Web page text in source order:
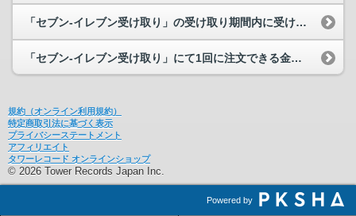
「セブン-イレブン受け取り」の受け取り期間内に受け取ることができませんでし...
「セブン-イレブン受け取り」にて1回に注文できる金額や枚数の制限はありますか？
規約（オンライン利用規約）
特定商取引法に基づく表示
プライバシーステートメント
アフィリエイト
タワーレコード オンラインショップ
© 2026 Tower Records Japan Inc.
Powered by